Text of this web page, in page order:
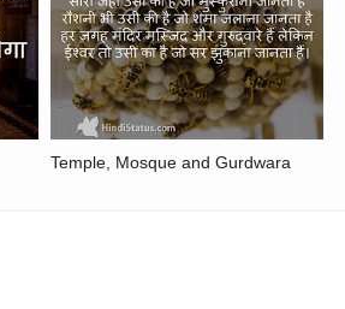
Temple, Mosque and Gurdwara